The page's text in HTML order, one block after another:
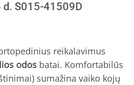
S015-41509D
reikalavimus
odos batai. Komfortabilūs
sumažina vaiko kojų